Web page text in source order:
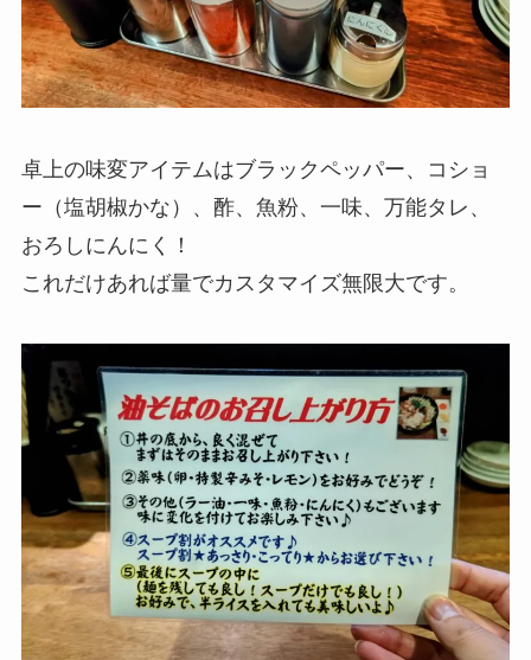
卓上の味変アイテムはブラックペッパー、コショ
ー（塩胡椒かな）、酢、魚粉、一味、万能タレ、
おろしにんにく！
これだけあれば量でカスタマイズ無限大です。